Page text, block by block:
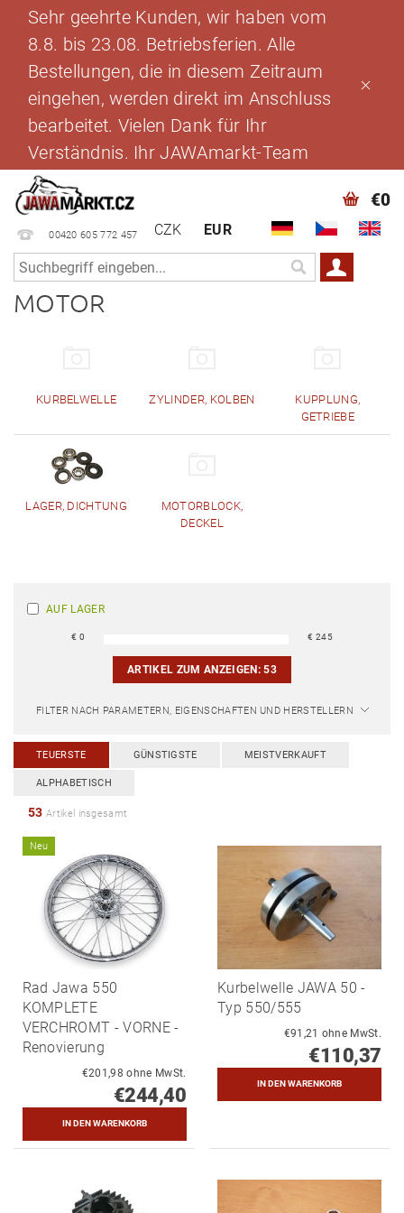
Sehr geehrte Kunden, wir haben vom
8.8. bis 23.08. Betriebsferien. Alle
Bestellungen, die in diesem Zeitraum
eingehen, werden direkt im Anschluss
bearbeitet. Vielen Dank für Ihr
Verständnis. Ihr JAWAmarkt-Team
00420 605 772 457 CZK EUR
€0
MOTOR
KURBELWELLE ZYLINDER, KOLBEN
KUPPLUNG,
GETRIEBE
LAGER, DICHTUNG
MOTORBLOCK,
DECKEL
AUF LAGER
€0 € 245
ARTIKEL ZUM ANZEIGEN:53
FILTER NACH PARAMETERN, EIGENSCHAFTEN UND HERSTELLERN
TEUERSTE GÜNSTIGSTE MEISTVERKAUFT
ALPHABETISCH
53 Artikel insgesamt
Neu
Rad Jawa 550
KOMPLETE
VERCHROMT - VORNE -
Renovierung
€201,98 ohne MwSt.
€244,40
Kurbelwelle JAWA 50 -
Typ 550/555
€91,21 ohne MwSt.
€110,37